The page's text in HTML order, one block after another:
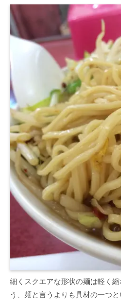
細くスクエアな形状の麺は軽く
う、麺と言うよりも具材の一つと